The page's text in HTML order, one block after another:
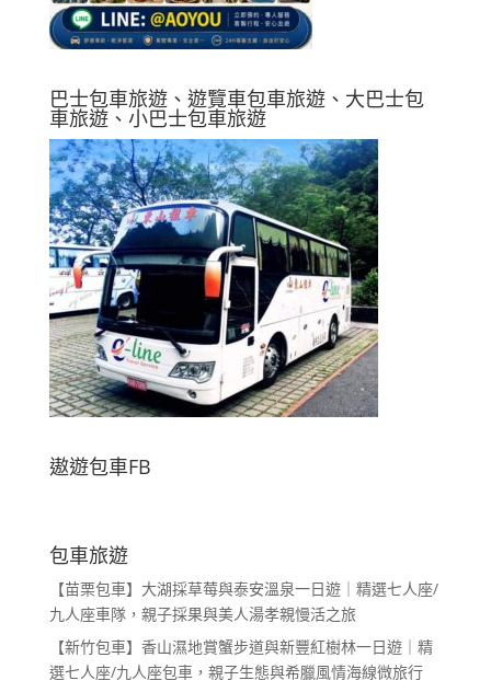
巴士包車旅遊、遊覽車包車旅遊、大巴士包
車旅遊、小巴士包車旅遊
遨遊包車FB
包車旅遊
【苗栗包車】大湖採草莓與泰安溫泉一日遊｜精選七人座/
九人座車隊，親子採果與美人湯孝親慢活之旅
【新竹包車】香山濕地賞蟹步道與新豐紅樹林一日遊｜精
選七人座/九人座包車，親子生態與希臘風情海線微旅行